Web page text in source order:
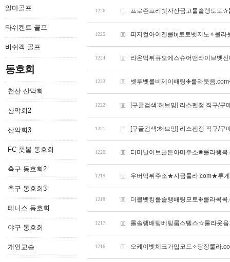
알마골프
타쉬켄트 골프
비쉬켁 골프
동호회
천산 산악회
산악회2
산악회3
FC 풋볼 동호회
축구 동호회2
축구 동호회3
테니스 동호회
야구 동호회
개인교습
1226 프로즌프리벳자산금고롤솔랭토토
1225 피지컬아이젠롤bj토토벳지노✧룰라
1224 라온먹튀큐오에스슈어맨라이브벳
1223 벳투벳롤비제이배팅❉룰라웃음
1222 [구글검색:허브밍] 리스펜정 직구/구
1221 [구글검색:허브밍] 리스펜정 직구/구
1220 터미널이브골든아머주소✺룰라행
1219 우버먹튀주소★지금룰라.com★투
1218 더블벳킹롤솔랭배팅모토❉룰라콕
1217 롤솔랭배팅베팅룸스텔스☆룰라웃
1216 오케이벳체크가입코드✧당장룰라